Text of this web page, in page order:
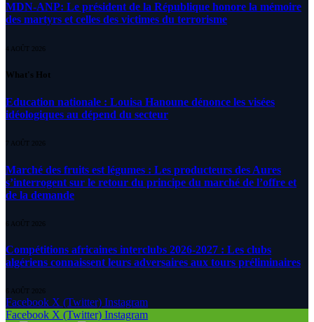
MDN-ANP: Le président de la République honore la mémoire
des martyrs et celles des victimes du terrorisme
4 AOÛT 2026
What's Hot
Education nationale : Louisa Hanoune dénonce les visées
idéologiques au dépend du secteur
7 AOÛT 2026
Marché des fruits est légumes : Les producteurs des Aures
s’interrogent sur le retour du principe du marché de l’offre et
de la demande
6 AOÛT 2026
Compétitions africaines interclubs 2026-2027 : Les clubs
algériens connaissent leurs adversaires aux tours préliminaires
6 AOÛT 2026
Facebook X (Twitter) Instagram
Facebook X (Twitter) Instagram